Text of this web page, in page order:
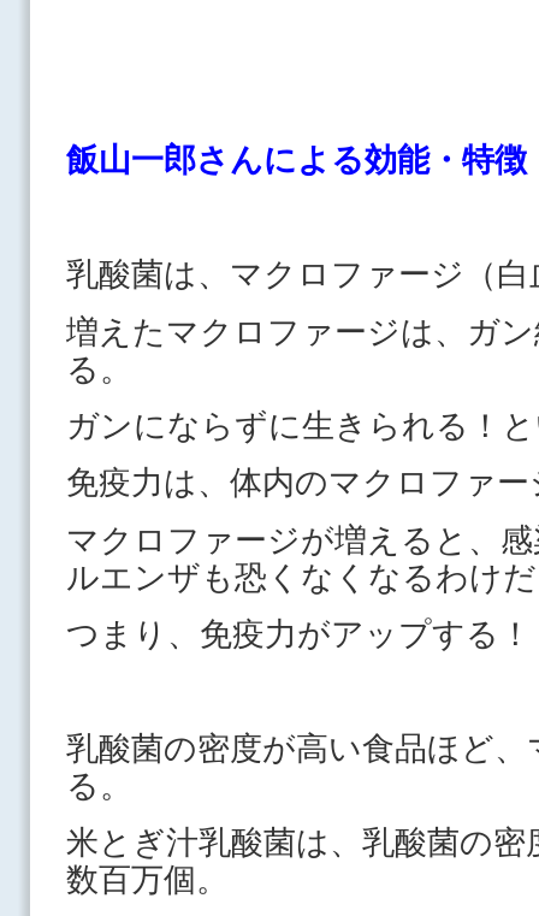
飯山一郎さんによる効能・特徴
乳酸菌は、マクロファージ（
増えたマクロファージは、ガ
る。
ガンにならずに生きられる！
免疫力は、体内のマクロファ
マクロファージが増えると、
ルエンザも恐くなくなるわけ
つまり、免疫力がアップする！
乳酸菌の密度が高い食品ほど
る。
米とぎ汁乳酸菌は、乳酸菌の
数百万個。